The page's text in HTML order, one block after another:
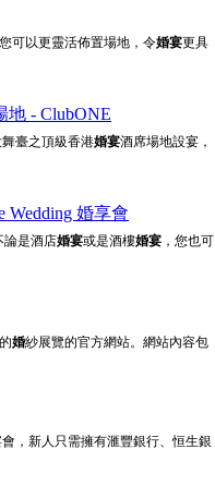
可以更靈活佈置場地，令婚宴更具
地 - ClubONE
臺之頂級香港婚宴酒席場地設宴，
Wedding 婚享會
論是酒店婚宴或是酒樓婚宴 ，您也可
婚紗展覽的官方網站。網站內容包
會，新人只需擁有滙豐銀行、恒生銀